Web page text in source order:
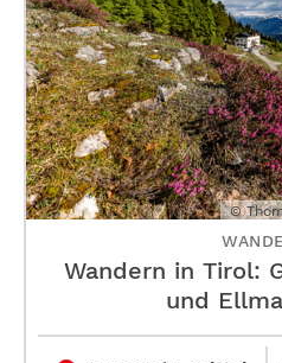
©
Wandern in Tirol:
und